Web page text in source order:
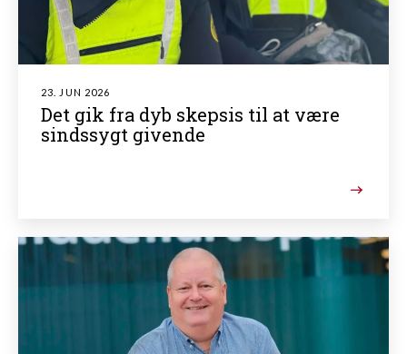
23. JUN 2026
Det gik fra dyb skepsis til at være
sindssygt givende